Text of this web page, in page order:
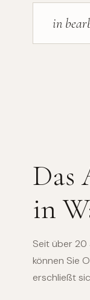
in
Das
in
Seit über 20
können Sie
erschließt